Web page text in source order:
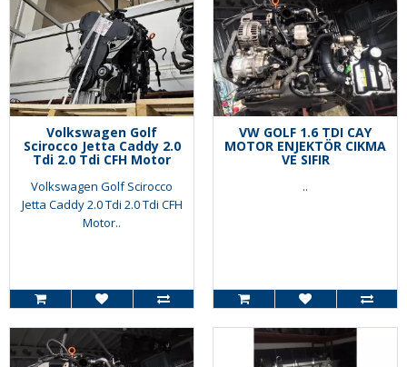
Volkswagen Golf
Scirocco Jetta Caddy 2.0
Tdi 2.0 Tdi CFH Motor
Volkswagen Golf Scirocco
Jetta Caddy 2.0 Tdi 2.0 Tdi CFH
Motor..
VW GOLF 1.6 TDI CAY
MOTOR ENJEKTÖR CIKMA
VE SIFIR
..